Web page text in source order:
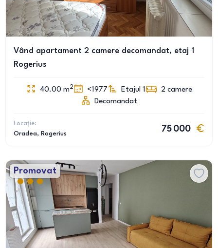
Vând apartament 2 camere decomandat, etaj 1
Rogerius
40.00 m2 <1977 Etajul 1 2 camere
Decomandat
Locație:
Oradea, Rogerius
75 000
Promovat